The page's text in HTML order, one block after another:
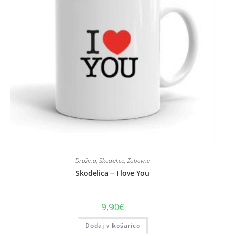
Družina, Skodelice, Zabavne
Skodelica – I love You
9,90€
Dodaj v košarico